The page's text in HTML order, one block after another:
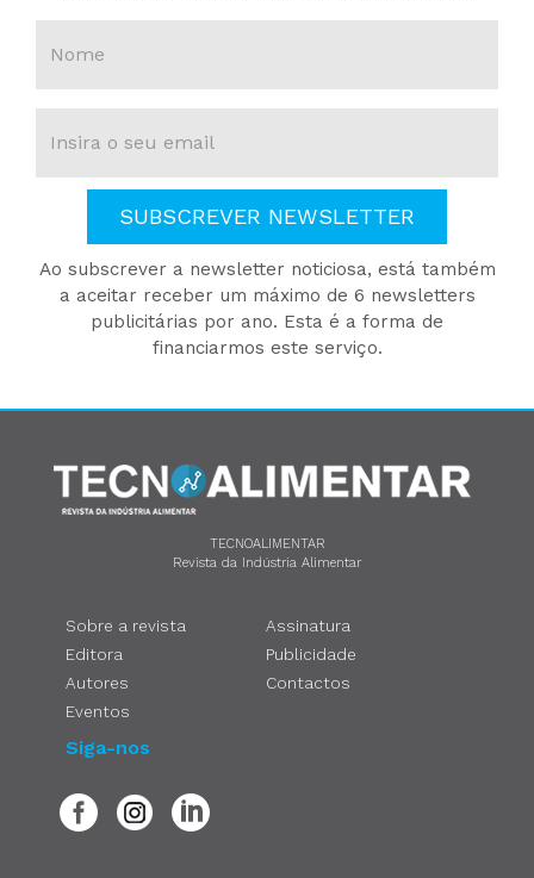
SUBSCREVER NEWSLETTER
Ao subscrever a newsletter noticiosa, está também
a aceitar receber um máximo de 6 newsletters
publicitárias por ano. Esta é a forma de
financiarmos este serviço.
TECNOALIMENTAR
Revista da Indústria Alimentar
Sobre a revista
Editora
Autores
Eventos
Assinatura
Publicidade
Contactos
Siga-nos